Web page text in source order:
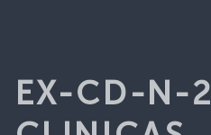
EX-CD-N-